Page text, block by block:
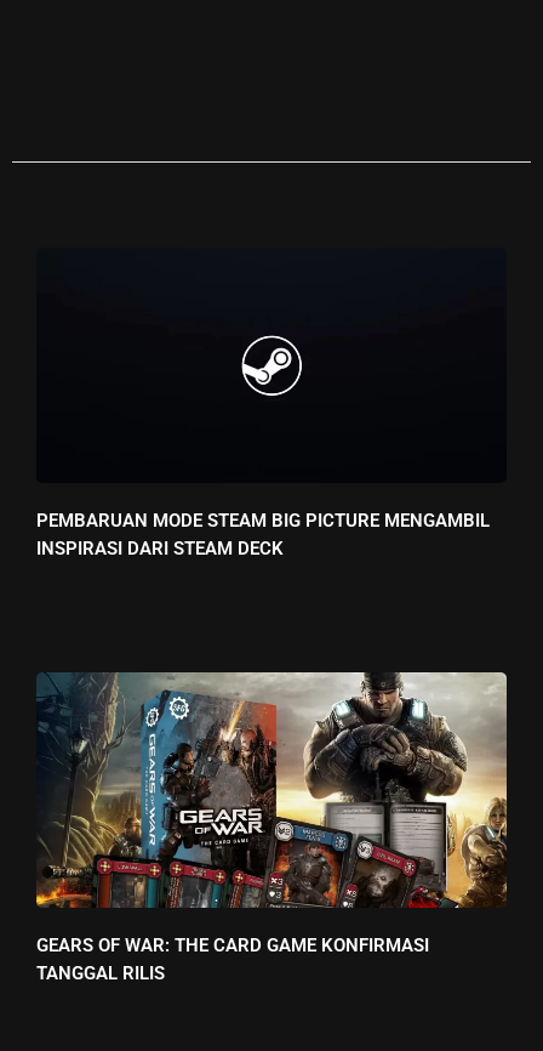
PEMBARUAN MODE STEAM BIG PICTURE MENGAMBIL
INSPIRASI DARI STEAM DECK
GEARS OF WAR: THE CARD GAME KONFIRMASI
TANGGAL RILIS